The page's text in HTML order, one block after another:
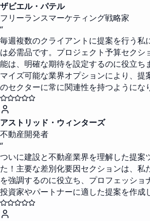
ザビエル・パテル
フリーランスマーケティング戦略家
“
毎週複数のクライアントに提案を行う私
は必需品です。プロジェクト予算セクシ
能は、明確な期待を設定するのに役立ち
マイズ可能な業界オプションにより、提
のセクターに常に関連性を持つようにな
アストリッド・ウィンターズ
不動産開発者
“
ついに建設と不動産業界を理解した提案
た！主要な差別化要因セクションは、私
を強調するのに役立ち、プロフェッショ
投資家やパートナーに適した提案を作成